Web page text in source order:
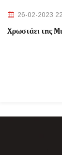
26-02-2023
Χρωστάει της